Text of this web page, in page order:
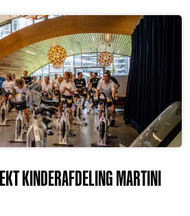
KINDERAFDELING MARTINI